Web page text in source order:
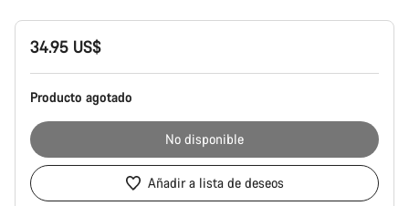
Configuración
del34.95 US$
Producto agotado
No disponible
Añadir a lista de deseos